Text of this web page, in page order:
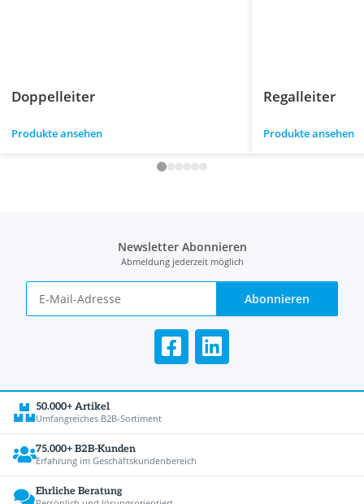
Doppelleiter
Produkte ansehen
Regalleiter
Produkte ansehen
Newsletter Abonnieren
Abmeldung jederzeit möglich
Abonnieren
50.000+ Artikel
Umfangreiches B2B-Sortiment
75.000+ B2B-Kunden
Erfahrung im Geschäftskundenbereich
Ehrliche Beratung